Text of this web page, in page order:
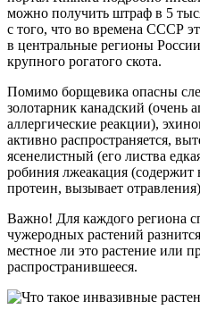
можно получить штраф в 5
с того, что во времена СССР
в центральные регионы
крупного рогатого скота.
Помимо борщевика опасны
золотарник канадский (очень
аллергические реакции),
активно распространяется,
ясенелистный (его листва
робиния лжеакация (содержит
протеин, вызывает
Важно! Для каждого региона
чужеродных растений
местное ли это растение или
распространившееся.